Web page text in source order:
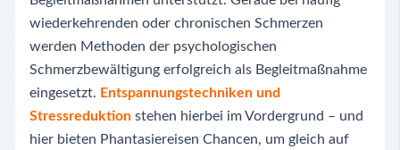
wiederkehrenden oder chronischen Schmerzen
werden Methoden der psychologischen
Schmerzbewältigung erfolgreich als Begleitmaßnahme
eingesetzt. Entspannungstechniken und
Stressreduktionstehen hierbei im Vordergrund – und
hier bieten Phantasiereisen Chancen, um gleich auf